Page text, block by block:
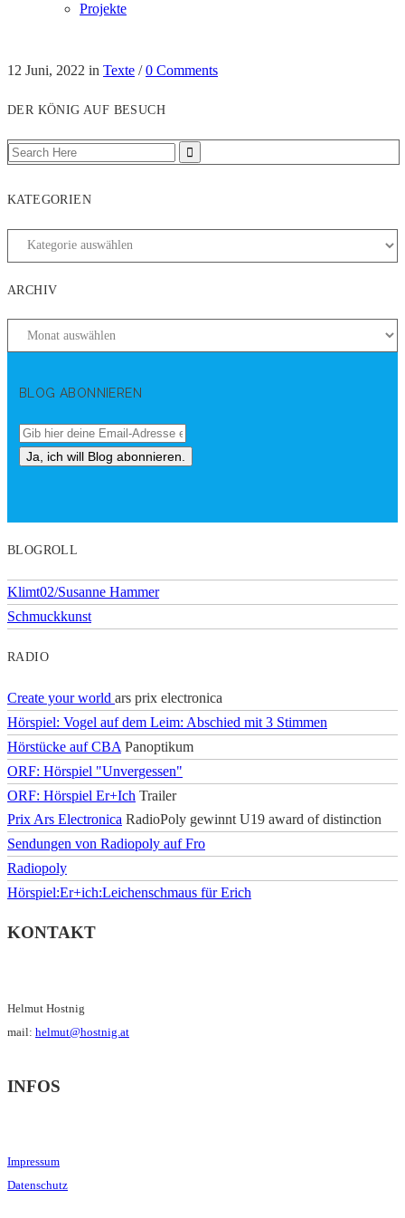
Projekte
12 Juni, 2022 in Texte /0 Comments
DER KÖNIG AUF BESUCH
KATEGORIEN
ARCHIV
BLOG ABONNIEREN
BLOGROLL
Klimt02/Susanne Hammer
Schmuckkunst
RADIO
Create your world ars prix electronica
Hörspiel: Vogel auf dem Leim: Abschied mit 3 Stimmen
Hörstücke auf CBA Panoptikum
ORF: Hörspiel "Unvergessen"
ORF: Hörspiel Er+Ich Trailer
Prix Ars Electronica RadioPoly gewinnt U19 award of distinction
Sendungen von Radiopoly auf Fro
Radiopoly
Hörspiel:Er+ich:Leichenschmaus für Erich
KONTAKT
Helmut Hostnig
mail: helmut@hostnig.at
INFOS
Impressum
Datenschutz